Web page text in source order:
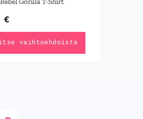
€
vaihtoehdoista